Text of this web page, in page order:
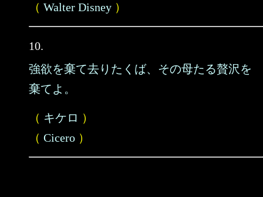
（ Walter Disney ）
10.
強欲を棄て去りたくば、その母たる贅沢を
棄てよ。
（ キケロ ）
（ Cicero ）